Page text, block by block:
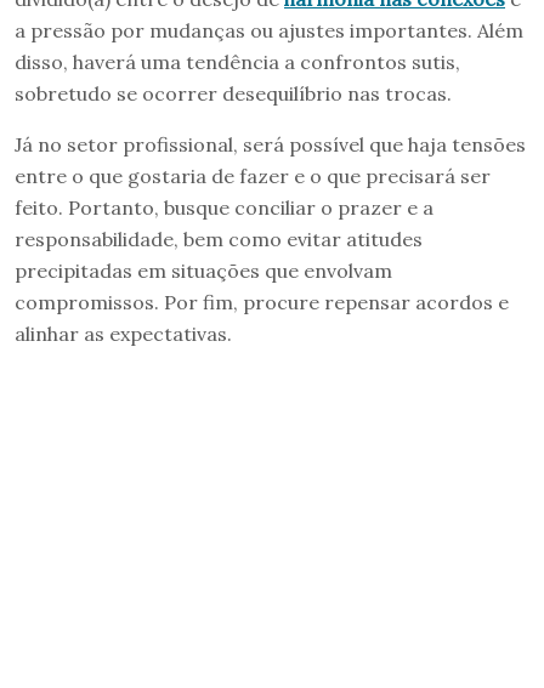
a pressão por mudanças ou ajustes importantes. Além
disso, haverá uma tendência a confrontos sutis,
sobretudo se ocorrer desequilíbrio nas trocas.
Já no setor profissional, será possível que haja tensões
entre o que gostaria de fazer e o que precisará ser
feito. Portanto, busque conciliar o prazer e a
responsabilidade, bem como evitar atitudes
precipitadas em situações que envolvam
compromissos. Por fim, procure repensar acordos e
alinhar as expectativas.